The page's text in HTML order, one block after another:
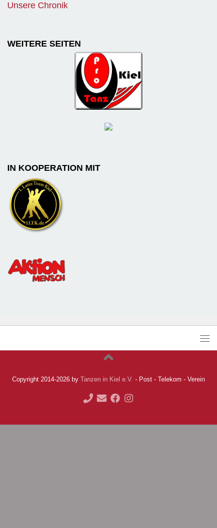
Unsere Chronik
WEITERE SEITEN
IN KOOPERATION MIT
Copyright 2014-2026 by Tanzen in Kiel e.V. - Post - Telekom - Verein